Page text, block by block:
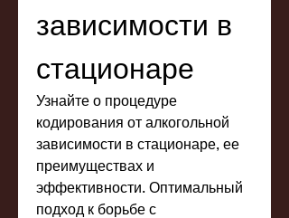
зависимости в
стационаре
Узнайте о процедуре
кодирования от алкогольной
зависимости в стационаре, ее
преимуществах и
эффективности. Оптимальный
подход к борьбе с